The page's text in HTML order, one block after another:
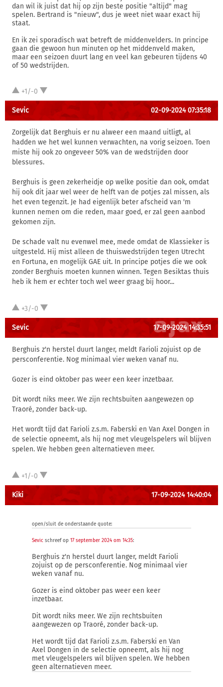
dan wil ik juist dat hij op zijn beste positie "altijd" mag
spelen. Bertrand is "nieuw", dus je weet niet waar exact hij
staat.
En ik zei sporadisch wat betreft de middenvelders. In principe
gaan die gewoon hun minuten op het middenveld maken,
maar een seizoen duurt lang en veel kan gebeuren tijdens 40
of 50 wedstrijden.
+1/-0
Sevic 02-09-2024 07:35:18
Zorgelijk dat Berghuis er nu alweer een maand uitligt, al
hadden we het wel kunnen verwachten, na vorig seizoen. Toen
miste hij ook zo ongeveer 50% van de wedstrijden door
blessures.
Berghuis is geen zekerheidje op welke positie dan ook, omdat
hij ook dit jaar wel weer de helft van de potjes zal missen, als
het even tegenzit. Je had eigenlijk beter afscheid van 'm
kunnen nemen om die reden, maar goed, er zal geen aanbod
gekomen zijn.
De schade valt nu evenwel mee, mede omdat de Klassieker is
uitgesteld. Hij mist alleen de thuiswedstrijden tegen Utrecht
en Fortuna, en mogelijk GAE uit. In principe potjes die we ook
zonder Berghuis moeten kunnen winnen. Tegen Besiktas thuis
heb ik hem er echter toch wel weer graag bij hoor...
+3/-0
Sevic 17-09-2024 14:35:51
Berghuis z'n herstel duurt langer, meldt Farioli zojuist op de
persconferentie. Nog minimaal vier weken vanaf nu.
Gozer is eind oktober pas weer een keer inzetbaar.
Dit wordt niks meer. We zijn rechtsbuiten aangewezen op
Traoré, zonder back-up.
Het wordt tijd dat Farioli z.s.m. Faberski en Van Axel Dongen in
de selectie opneemt, als hij nog met vleugelspelers wil blijven
spelen. We hebben geen alternatieven meer.
+1/-0
Kiki 17-09-2024 14:40:04
open/sluit de onderstaande quote:
Sevic schreef op 17 september 2024 om 14:35:
Berghuis z'n herstel duurt langer, meldt Farioli
zojuist op de persconferentie. Nog minimaal vier
weken vanaf nu.
Gozer is eind oktober pas weer een keer
inzetbaar.
Dit wordt niks meer. We zijn rechtsbuiten
aangewezen op Traoré, zonder back-up.
Het wordt tijd dat Farioli z.s.m. Faberski en Van
Axel Dongen in de selectie opneemt, als hij nog
met vleugelspelers wil blijven spelen. We hebben
geen alternatieven meer.